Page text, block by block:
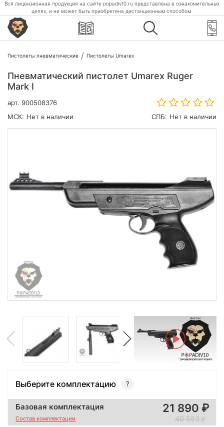
Вся лицензионная продукция на сайте popadiv10.ru представлена в ознакомительных
целях, и не может быть приобретена дистанционным способом.
Пистолеты пневматические Пистолеты Umarex
Пневматический пистолет Umarex Ruger
Mark I
арт. 900508376
МСК: Нет в наличии СПБ: Нет в наличии
Выберите комплектацию
Базовая комплектация
Состав комплектации
21 890
40 583